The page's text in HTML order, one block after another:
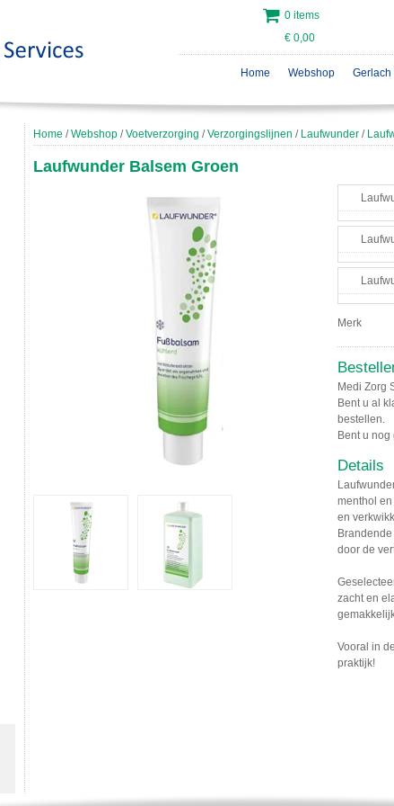
0 items
€ 0,00
Home Webshop Gerlach
Home /Webshop /Voetverzorging /Verzorgingslijnen / Laufwunder /
Laufwunder Balsem Groen
Merk
Medi Zorg
Bent u al
bestellen.
Bent u
Details
menthol
en
door de
zacht en
Vooral in
praktijk!